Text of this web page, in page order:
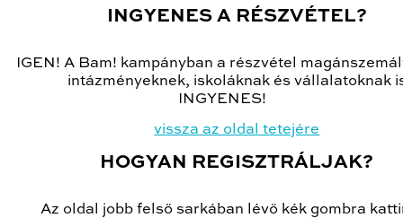
INGYENES A RÉSZVÉTEL?
IGEN! A Bam! kampányban a részvétel
intázményeknek, iskoláknak és vállalatoknak
INGYENES!
vissza az oldal tetejére
HOGYAN REGISZTRÁLJAK?
Az oldal jobb felső sarkában lévő kék gombra